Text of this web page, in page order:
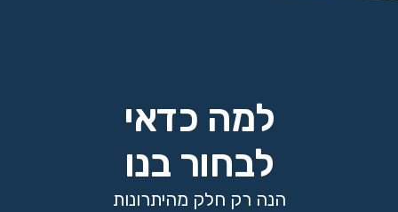
למה כדאי
לבחור בנו
הנה רק חלק מהיתרונות